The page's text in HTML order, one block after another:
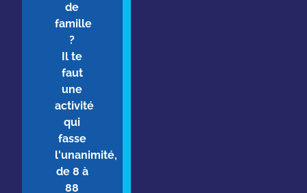
de
famille
?
Il te
faut
une
activité
qui
fasse
l'unanimité,
de 8 à
88